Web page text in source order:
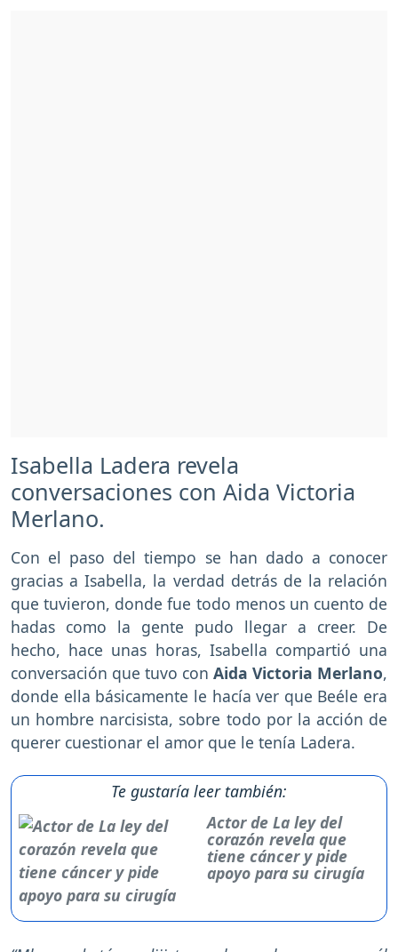
Isabella Ladera revela
conversaciones con Aida Victoria
Merlano.
Con el paso del tiempo se han dado a conocer
gracias a Isabella, la verdad detrás de la relación
que tuvieron, donde fue todo menos un cuento de
hadas como la gente pudo llegar a creer. De
hecho, hace unas horas, Isabella compartió una
conversación que tuvo con Aida Victoria Merlano,
donde ella básicamente le hacía ver que Beéle era
un hombre narcisista, sobre todo por la acción de
querer cuestionar el amor que le tenía Ladera.
Te gustaría leer también:
Actor de La ley del
corazón revela que
tiene cáncer y pide
apoyo para su cirugía